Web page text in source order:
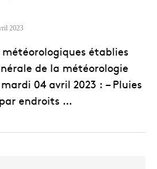
2023
météorologiques établies
de la météorologie
04 avril 2023 : – Pluies
endroits …